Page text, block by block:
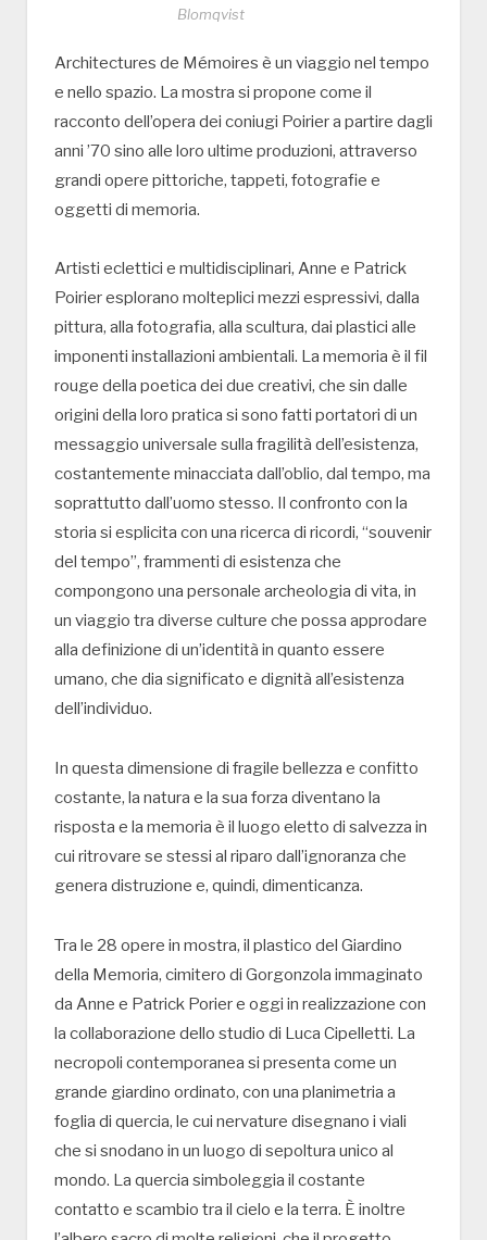
Blomqvist
Architectures de Mémoires è un viaggio nel tempo
e nello spazio. La mostra si propone come il
racconto dell’opera dei coniugi Poirier a partire dagli
anni ’70 sino alle loro ultime produzioni, attraverso
grandi opere pittoriche, tappeti, fotografie e
oggetti di memoria.
Artisti eclettici e multidisciplinari, Anne e Patrick
Poirier esplorano molteplici mezzi espressivi, dalla
pittura, alla fotografia, alla scultura, dai plastici alle
imponenti installazioni ambientali. La memoria è il fil
rouge della poetica dei due creativi, che sin dalle
origini della loro pratica si sono fatti portatori di un
messaggio universale sulla fragilità dell’esistenza,
costantemente minacciata dall’oblio, dal tempo, ma
soprattutto dall’uomo stesso. Il confronto con la
storia si esplicita con una ricerca di ricordi, “souvenir
del tempo”, frammenti di esistenza che
compongono una personale archeologia di vita, in
un viaggio tra diverse culture che possa approdare
alla definizione di un’identità in quanto essere
umano, che dia significato e dignità all’esistenza
dell’individuo.
In questa dimensione di fragile bellezza e confitto
costante, la natura e la sua forza diventano la
risposta e la memoria è il luogo eletto di salvezza in
cui ritrovare se stessi al riparo dall’ignoranza che
genera distruzione e, quindi, dimenticanza.
Tra le 28 opere in mostra, il plastico del Giardino
della Memoria, cimitero di Gorgonzola immaginato
da Anne e Patrick Porier e oggi in realizzazione con
la collaborazione dello studio di Luca Cipelletti. La
necropoli contemporanea si presenta come un
grande giardino ordinato, con una planimetria a
foglia di quercia, le cui nervature disegnano i viali
che si snodano in un luogo di sepoltura unico al
mondo. La quercia simboleggia il costante
contatto e scambio tra il cielo e la terra. È inoltre